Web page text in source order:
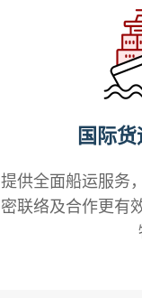
国际
提供全面船运服务
密联络及合作更有